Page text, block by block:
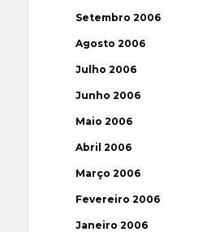
Setembro 2006
Agosto 2006
Julho 2006
Junho 2006
Maio 2006
Abril 2006
Março 2006
Fevereiro 2006
Janeiro 2006